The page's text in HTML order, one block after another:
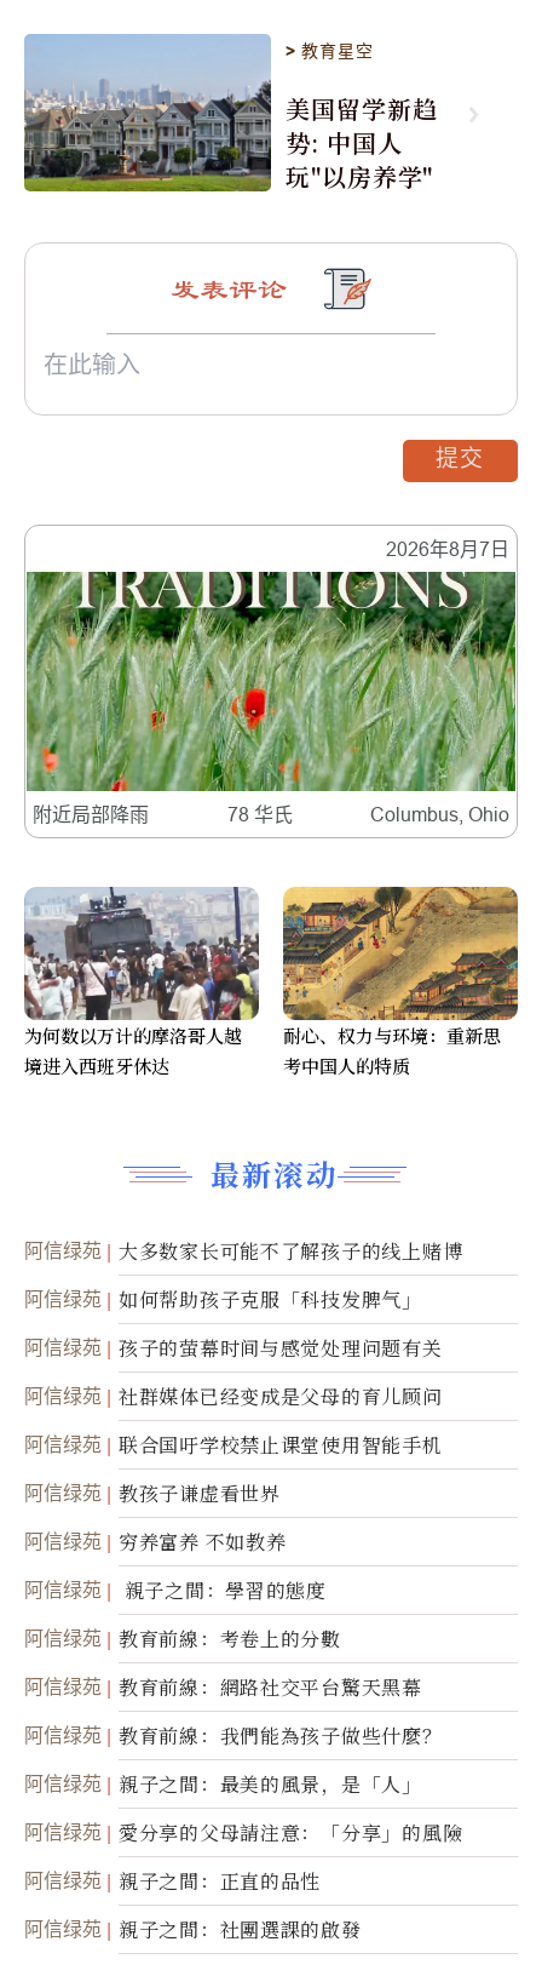
>教育星空
美国留学新趋
势: 中国人
玩"以房养学"
2026年8月7日
附近局部降雨 78 华氏 Columbus, Ohio
最新滚动
阿信绿苑 大多数家长可能不了解孩子的线上赌博
阿信绿苑 如何帮助孩子克服「科技发脾气」
阿信绿苑 孩子的萤幕时间与感觉处理问题有关
阿信绿苑 社群媒体已经变成是父母的育儿顾问
阿信绿苑 联合国吁学校禁止课堂使用智能手机
阿信绿苑 教孩子谦虚看世界
阿信绿苑 穷养富养 不如教养
阿信绿苑 親子之間：學習的態度
阿信绿苑 教育前線：考卷上的分數
阿信绿苑 教育前線：網路社交平台驚天黑幕
阿信绿苑 教育前線：我們能為孩子做些什麼？
阿信绿苑 親子之間：最美的風景，是「人」
阿信绿苑 愛分享的父母請注意：「分享」的風險
阿信绿苑 親子之間：正直的品性
阿信绿苑 親子之間：社團選課的啟發
发表评论
提交
为何数以万计的摩洛哥人越
境进入西班牙休达
耐心、权力与环境：重新思
考中国人的特质